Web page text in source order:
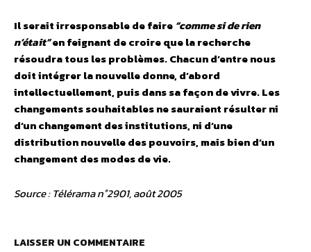
Il serait irresponsable de faire “comme si de rien
n’était”en feignant de croire que la recherche
résoudra tous les problèmes. Chacun d’entre nous
doit intégrer la nouvelle donne, d’abord
intellectuellement, puis dans sa façon de vivre. Les
changements souhaitables ne sauraient résulter ni
d’un changement des institutions, ni d’une
distribution nouvelle des pouvoirs, mais bien d’un
changement des modes de vie.
Source : Télérama n°2901, août 2005
LAISSER UN COMMENTAIRE